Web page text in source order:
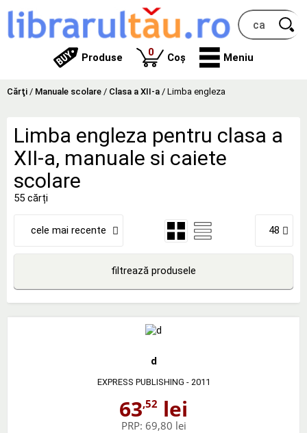
Produse 0produse
Coș Meniu
Cărţi / Manuale scolare / Clasa a XII-a / Limba engleza
Limba engleza pentru clasa a
XII-a, manuale si caiete
scolare
55 cărți
cele mai recente 48
filtrează produsele
d
EXPRESS PUBLISHING - 2011
63,52 lei
PRP: 69,80 lei